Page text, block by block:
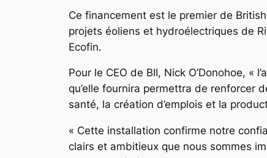
Ce financement est le premier de
projets éoliens et hydroélectriques de
Ecofin.
Pour le CEO de BII, Nick O’Donohoe, «
qu’elle fournira permettra de renforcer
santé, la création d’emplois et la
« Cette installation confirme notre
clairs et ambitieux que nous sommes